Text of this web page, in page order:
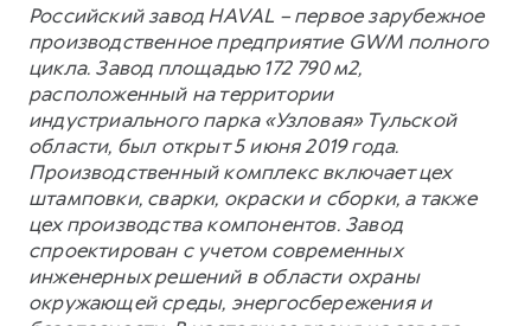
Российский завод HAVAL – первое зарубежное
производственное предприятие GWM полного
цикла. Завод площадью 172 790 м2,
расположенный на территории
индустриального парка «Узловая» Тульской
области, был открыт 5 июня 2019 года.
Производственный комплекс включает цех
штамповки, сварки, окраски и сборки, а также
цех производства компонентов. Завод
спроектирован с учетом современных
инженерных решений в области охраны
окружающей среды, энергосбережения и